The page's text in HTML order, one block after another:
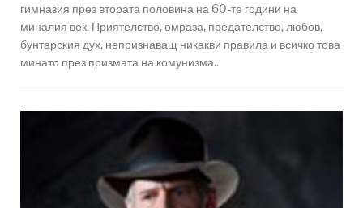
гимназия през втората половина на 60-те години на
миналия век. Приятелство, омраза, предателство, любов,
бунтарския дух, непризнаващ никакви правила и всичко това
минато през призмата на комунизма..